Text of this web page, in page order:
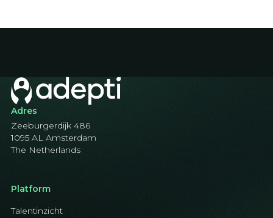
Adres
Zeeburgerdijk 486
1095 AL Amsterdam
The Netherlands
Platform
Talentinzicht